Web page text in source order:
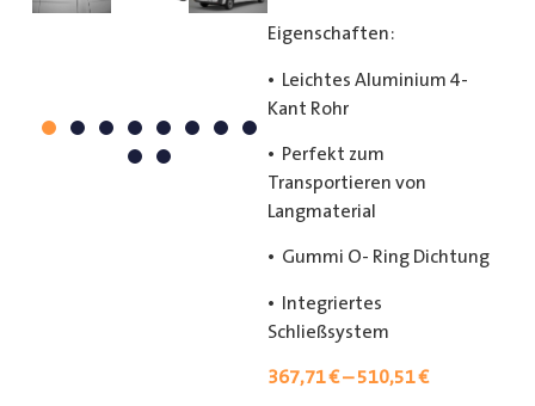
Eigenschaften:
• Leichtes Aluminium 4-
Kant Rohr
• Perfekt zum
Transportieren von
Langmaterial
• Gummi O- Ring Dichtung
• Integriertes
Schließsystem
367,71€–510,51€